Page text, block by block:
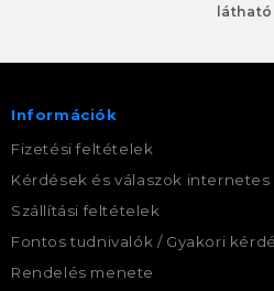
Információk
Fizetési feltételek
Kérdések és válaszok internetes
Szállítási feltételek
Fontos tudnivalók / Gyakori
Rendelés menete